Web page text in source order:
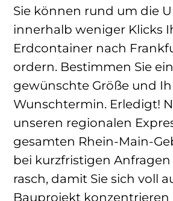
Sie können rund um die
innerhalb weniger Klicks
Erdcontainer nach
ordern. Bestimmen Sie
gewünschte Größe und
Wunschtermin. Erledigt!
unseren regionalen
gesamten Rhein-Main-
bei kurzfristigen
rasch, damit Sie sich voll
Bauprojekt konzentrieren